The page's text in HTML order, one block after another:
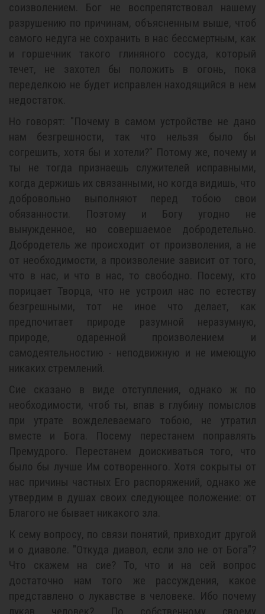
соизволением. Бог не воспрепятствовал нашему
разрушению по причинам, объясненным выше, чтоб
самого недуга не сохранить в нас бессмертным, как
и горшечник такого глиняного сосуда, который
течет, не захотел бы положить в огонь, пока
переделкою не будет исправлен находящийся в нем
недостаток.
Но говорят: "Почему в самом устройстве не дано
нам безгрешности, так что нельзя было бы
согрешить, хотя бы и хотели?" Потому же, почему и
ты не тогда признаешь служителей исправными,
когда держишь их связанными, но когда видишь, что
добровольно выполняют перед тобою свои
обязанности. Поэтому и Богу угодно не
вынужденное, но совершаемое добродетельно.
Добродетель же происходит от произволения, а не
от необходимости, а произволение зависит от того,
что в нас, и что в нас, то свободно. Посему, кто
порицает Творца, что не устроил нас по естеству
безгрешными, тот не иное что делает, как
предпочитает природе разумной неразумную,
природе, одаренной произволением и
самодеятельностию - неподвижную и не имеющую
никаких стремлений.
Сие сказано в виде отступления, однако ж по
необходимости, чтоб ты, впав в глубину помыслов
при утрате вожделеваемаго тобою, не утратил
вместе и Бога. Посему перестанем поправлять
Премудрого. Перестанем доискиваться того, что
было бы лучше Им сотворенного. Хотя сокрыты от
нас причины частных Его распоряжений, однако же
утвердим в душах своих следующее положение: от
Благого не бывает никакого зла.
К сему вопросу, по связи понятий, привходит другой
и о диаволе. "Откуда диавол, если зло не от Бога"?
Что скажем на сие? То, что и на сей вопрос
достаточно нам того же рассуждения, какое
представлено о лукавстве в человеке. Ибо почему